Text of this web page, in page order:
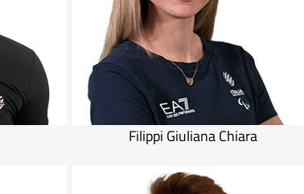
Filippi Giuliana Chiara